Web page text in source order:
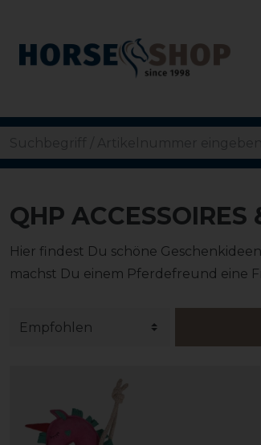
QHP ACCESSOIRES
Hier findest Du schöne
machst Du einem Pferdefreund eine